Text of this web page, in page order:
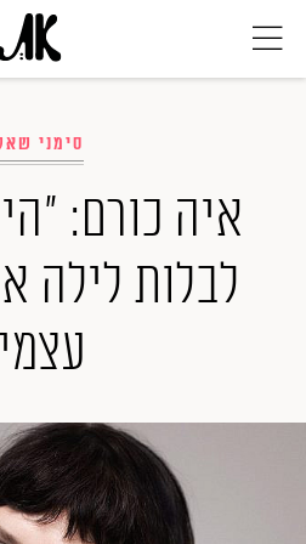
אופנה
ביוטי
סלבס
ערוצים
המגזין
סימני
איה כורם:
לבלות לילה